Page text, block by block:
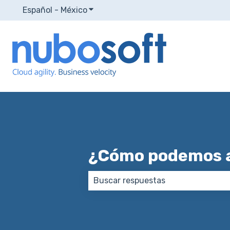
Español - MéxicoTraducciones de Mostrar submenú
¿Cómo